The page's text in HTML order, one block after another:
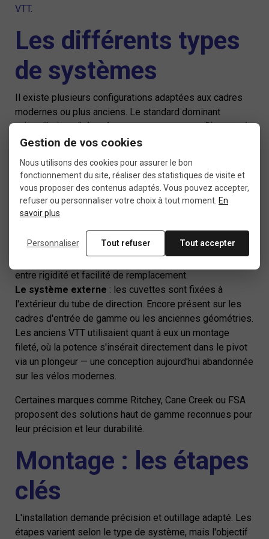
VTT.
Les différents types
de systèmes
Il existe plusieurs configurations adaptées aux cadres
modernes ou plus anciens. Le standard dominant
aujourd'hui est l'aheadset: un montage sans filetage où
la potence se serre directement sur le pivot de fourche.
On distingue trois grandes familles :
Le système intégré: les roulements sont directement
logés dans le cadre, sans cuvettes apparentes. Très
répandu sur les vélos récents, il optimise le poids et la
Le système semi-intégré: les cuvettes sont insérées
entre rigidité et facilité de remplacement.
Le système externe : les cuvettes sont fixées à
l'extérieur du tube de direction. Encore présent sur les
cadres d'entrée de gamme ou les anciennes géométries.
Les anciens VTT utilisaient quant à eux un montage
fileté, où la potence s'insérait directement dans le pivot
via un plongeur — une conception aujourd'hui abandonnée
sur les vélos modernes.
Certaines marques comme Ritchey, Cane Creek ou FSA
proposent des solutions haut de gamme reconnues pour
leur précision et leur durabilité.
Montage : les étapes
clés
L'installation demande précision et outillage adapté. Les
étapes varient selon le type de système, mais l'objectif
Gestion de vos cookies
Nous utilisons des cookies pour assurer le bon
fonctionnement du site, réaliser des statistiques de visite et
vous proposer des contenus adaptés. Vous pouvez accepter,
refuser ou personnaliser votre choix à tout moment. En
savoir plus
Personnaliser Tout refuser Tout accepter